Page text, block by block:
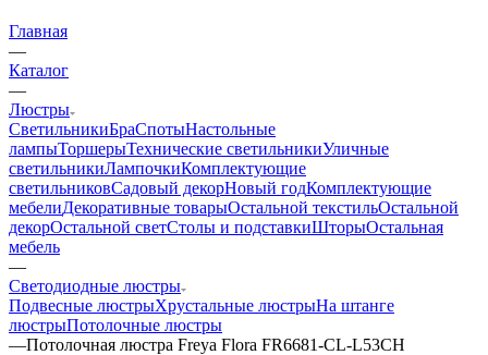
Главная
—
Каталог
—
Люстры
СветильникиБраСпотыНастольные
лампыТоршерыТехнические светильникиУличные
светильникиЛампочкиКомплектующие
светильниковСадовый декорНовый годКомплектующие
мебелиДекоративные товарыОстальной текстильОстальной
декорОстальной светСтолы и подставкиШторыОстальная
мебель
—
Светодиодные люстры
Подвесные люстрыХрустальные люстрыНа штанге
люстрыПотолочные люстры
—Потолочная люстра Freya Flora FR6681-CL-L53CH